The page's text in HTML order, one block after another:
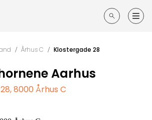
/ Århus C / Klostergade 28
Aarhus
8000 Århus C